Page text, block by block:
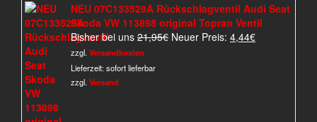
NEU 07C133529A Rückschlagventil Audi Seat
Skoda VW 113898 original Topran Ventil
Bisher bei uns 21,95€ Ursprünglicher
Neuer Preis: 4,44€Aktueller
zzgl. Versandkosten
Lieferzeit:sofort lieferbar
zzgl. Versand